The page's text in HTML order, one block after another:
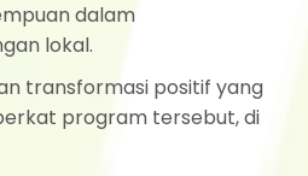
dalam
lokal.
transformasi positif yang
program tersebut, di